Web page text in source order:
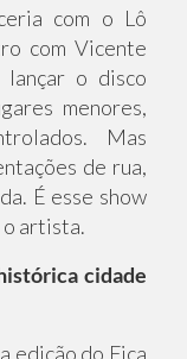
com o Lô
com Vicente
lançar o disco
menores,
Mas
de rua,
É esse show
o artista.
cidade
edição do Fica